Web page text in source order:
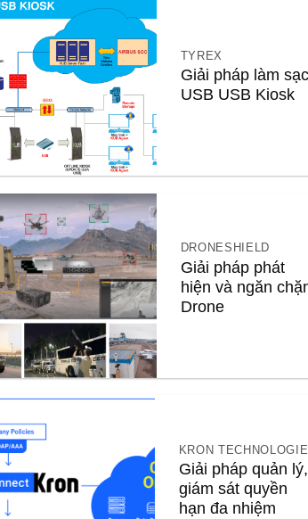
TYREX
Giải pháp làm
USB USB Kiosk
DRONESHIELD
Giải pháp phát
hiện và ngăn
Drone
KRON
Giải pháp quản lý,
giám sát quyền
hạn đa nhiệm